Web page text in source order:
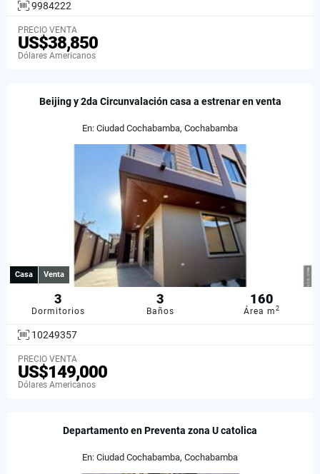
9984222
PRECIO VENTA
US$38,850
Dólares Americanos
Beijing y 2da Circunvalación casa a estrenar en venta
En: Ciudad Cochabamba, Cochabamba
Casa Venta
3
Dormitorios
3
Baños
160
Área m2
10249357
PRECIO VENTA
US$149,000
Dólares Americanos
Departamento en Preventa zona U catolica
En: Ciudad Cochabamba, Cochabamba